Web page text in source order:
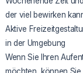
der viel bewirken
Aktive
in der Umgebung
Wenn Sie Ihren
möchten, können